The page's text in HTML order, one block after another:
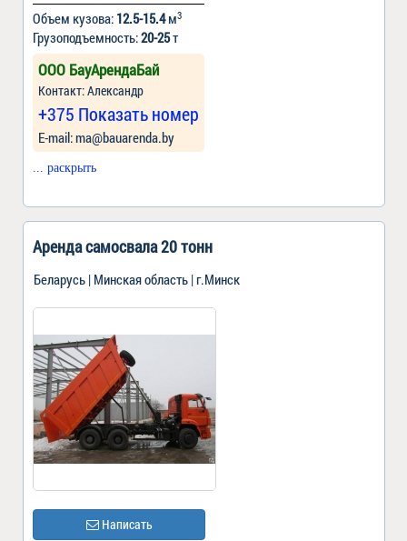
Объем кузова: 12.5-15.4м3
Грузоподъемность:20-25т
ООО БауАрендаБай
Контакт: Александр
+375 Показать номер
Е-mail: ma@bauarenda.by
... раскрыть
Аренда самосвала 20 тонн
Беларусь | Минская область | г.Минск
Написать